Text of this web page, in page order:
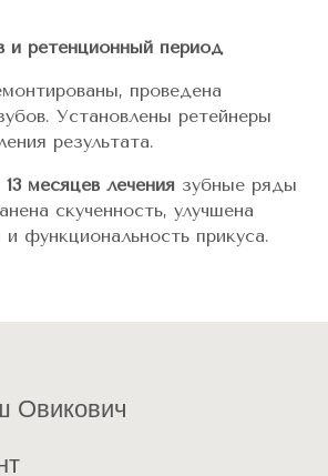
и ретенционный период
проведена
Установлены ретейнеры
результата.
13 месяцев лечения зубные ряды
скученность, улучшена
и функциональность прикуса.
Овикович